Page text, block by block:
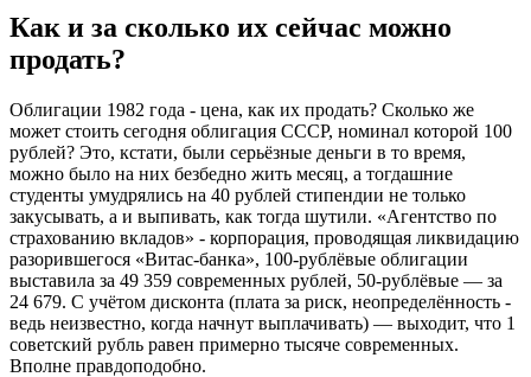
Как и за сколько их сейчас можно
продать?
Облигации 1982 года - цена, как их продать? Сколько же
может стоить сегодня облигация СССР, номинал которой 100
рублей? Это, кстати, были серьёзные деньги в то время,
можно было на них безбедно жить месяц, а тогдашние
студенты умудрялись на 40 рублей стипендии не только
закусывать, а и выпивать, как тогда шутили. «Агентство по
страхованию вкладов» - корпорация, проводящая ликвидацию
разорившегося «Витас-банка», 100-рублёвые облигации
выставила за 49 359 современных рублей, 50-рублёвые — за
24 679. С учётом дисконта (плата за риск, неопределённость -
ведь неизвестно, когда начнут выплачивать) — выходит, что 1
советский рубль равен примерно тысяче современных.
Вполне правдоподобно.